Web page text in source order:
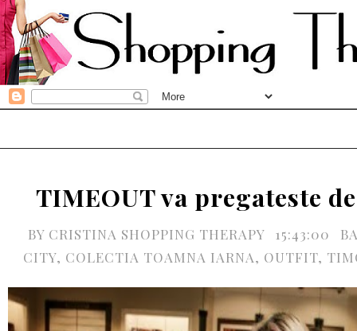
TIMEOUT va pregateste
BY CRISTINA SHOPPING THERAPY 15:43:00
CITY, COLECTIA TOAMNA IARNA, OUTFIT,